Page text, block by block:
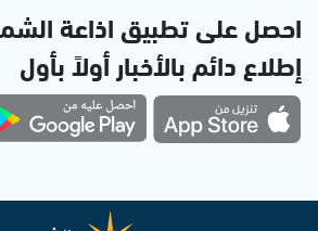
احصل على تطبيق اذاعة
إطلاع دائم بالأخبار أولاً بأول